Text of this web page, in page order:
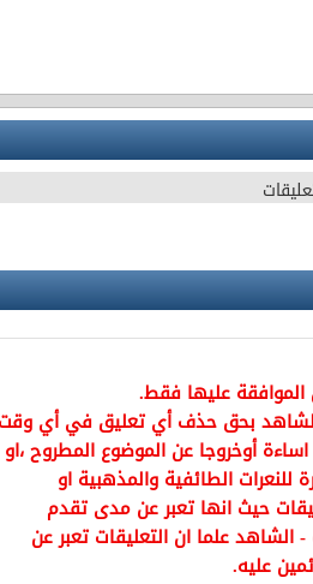
الموافقة عليها فقط.
بحق حذف أي تعليق في أي وقت
أوخروجا عن الموضوع المطروح ،او
الطائفية والمذهبية او
حيث انها تعبر عن مدى تقدم
الشاهد علما ان التعليقات تعبر عن
عليه.